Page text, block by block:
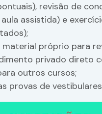
revisão de
assistida) e
próprio para
privado direto
outros cursos;
provas de